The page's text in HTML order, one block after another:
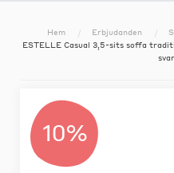
Hem Erbjudanden
ESTELLE Casual 3,5-sits soffa
10%